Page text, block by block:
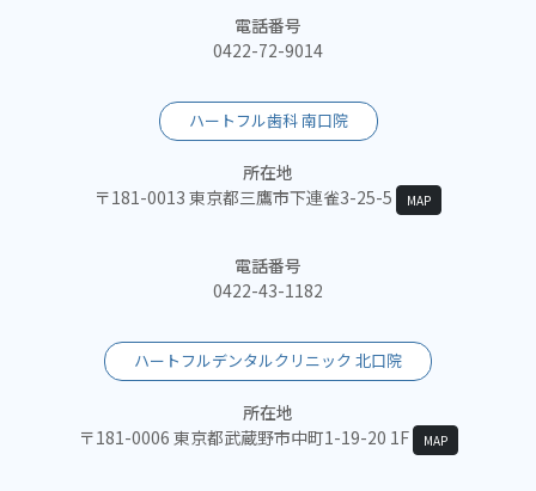
電話番号
0422-72-9014
ハートフル歯科 南口院
所在地
〒181-0013 東京都三鷹市下連雀3-25-5
MAP
電話番号
0422-43-1182
ハートフルデンタルクリニック 北口院
所在地
〒181-0006 東京都武蔵野市中町1-19-20 1F
MAP